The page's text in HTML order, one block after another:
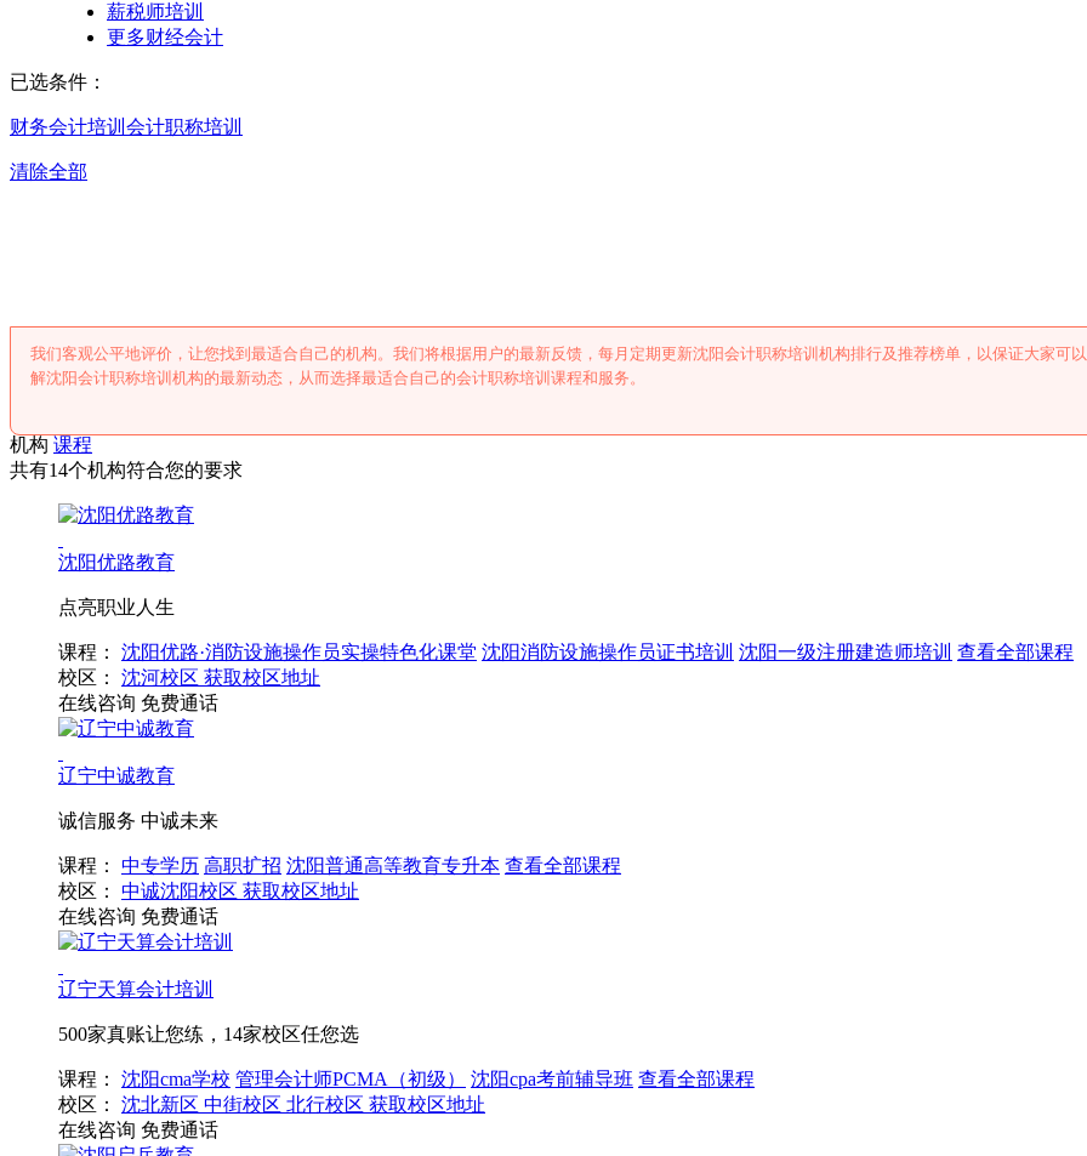
薪税师培训
更多财经会计
已选条件：
财务会计培训 会计职称培训
清除全部
我们客观公平地评价，让您找到最适合自己的机构。我们将根据用户的最新反馈，每月定期更新沈阳会计职称培训机构排行及推荐榜单，以保证大家可
解沈阳会计职称培训机构的最新动态，从而选择最适合自己的会计职称培训课程和服务。
机构 课程
共有14个机构符合您的要求
沈阳优路教育
点亮职业人生
课程： 沈阳优路·消防设施操作员实操特色化课堂 沈阳消防设施操作员证书培训 沈阳一级注册建造师培训 查看全部课程
校区：
沈河校区 获取校区地址
在线咨询 免费通话
辽宁中诚教育
诚信服务 中诚未来
课程： 中专学历 高职扩招 沈阳普通高等教育专升本 查看全部课程
校区：
中诚沈阳校区 获取校区地址
在线咨询 免费通话
辽宁天算会计培训
500家真账让您练，14家校区任您选
课程： 沈阳cma学校 管理会计师PCMA（初级） 沈阳cpa考前辅导班 查看全部课程
校区：
沈北新区 中街校区 北行校区 获取校区地址
在线咨询 免费通话